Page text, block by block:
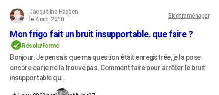
Jacqueline Hassen
le 4 oct. 2010
Electroménager
Mon frigo fait un bruit insupportable. que faire ?
Résolu/Fermé
Bonjour, Je pensais que ma question était enregistrée, je la pose
encore car je ne la trouve pas. Comment faire pour arrêter le bruit
insupportable qu...